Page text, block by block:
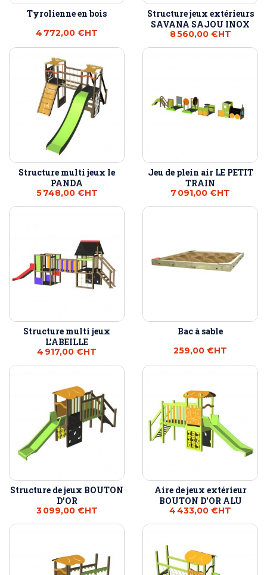
Tyrolienne en bois
4 772,00 €HT
Structure jeux extérieurs
SAVANA SAJOU INOX
8 560,00 €HT
Structure multi jeux le
PANDA
5 748,00 €HT
Jeu de plein air LE PETIT
TRAIN
7 091,00 €HT
Structure multi jeux
L'ABEILLE
4 917,00 €HT
Bac à sable
259,00 €HT
Structure de jeux BOUTON
D'OR
3 099,00 €HT
Aire de jeux extérieur
BOUTON D'OR ALU
4 433,00 €HT